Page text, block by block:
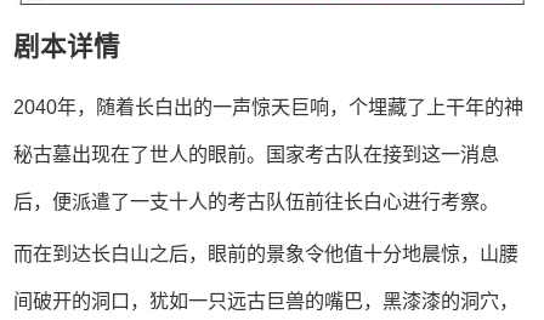
剧本详情
2040年，随着长白出的一声惊天巨响，个埋藏了上干年的神
秘古墓出现在了世人的眼前。国家考古队在接到这一消息
后，便派遣了一支十人的考古队伍前往长白心进行考察。
而在到达长白山之后，眼前的景象令他值十分地晨惊，山腰
间破开的洞口，犹如一只远古巨兽的嘴巴，黑漆漆的洞穴，